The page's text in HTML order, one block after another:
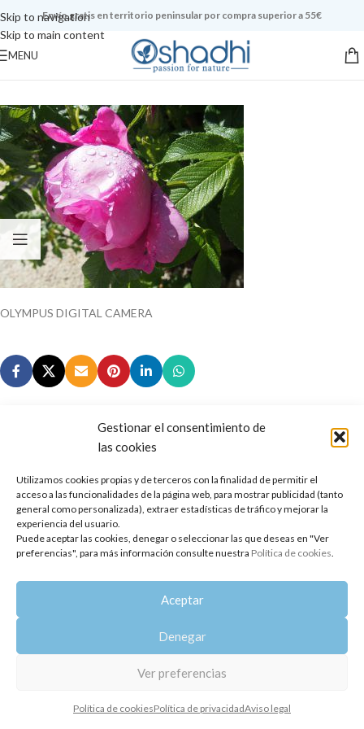
Gestionar el consentimiento de
las cookies
Utilizamos cookies propias y de terceros con la finalidad de permitir el
acceso a las funcionalidades de la página web, para mostrar publicidad (tanto
general como personalizada), extraer estadísticas de tráfico y mejorar la
experiencia del usuario.
Puede aceptar las cookies, denegar o seleccionar las que deseas en "Ver
preferencias", para más información consulte nuestra Política de cookies.
Aceptar
Denegar
Ver preferencias
Política de cookiesPolítica de privacidadAviso legal
Skip to navigation
Skip to main content
Envío gratis en territorio peninsular por compra superior a 55€
MENU
OLYMPUS DIGITAL CAMERA
Todos los derechos reservados.
Política de privacidad | Aviso legal | Política de cookies